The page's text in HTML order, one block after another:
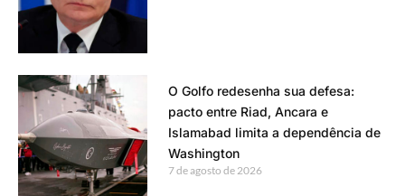
O Golfo redesenha sua defesa:
pacto entre Riad, Ancara e
Islamabad limita a dependência de
Washington
7 de agosto de 2026